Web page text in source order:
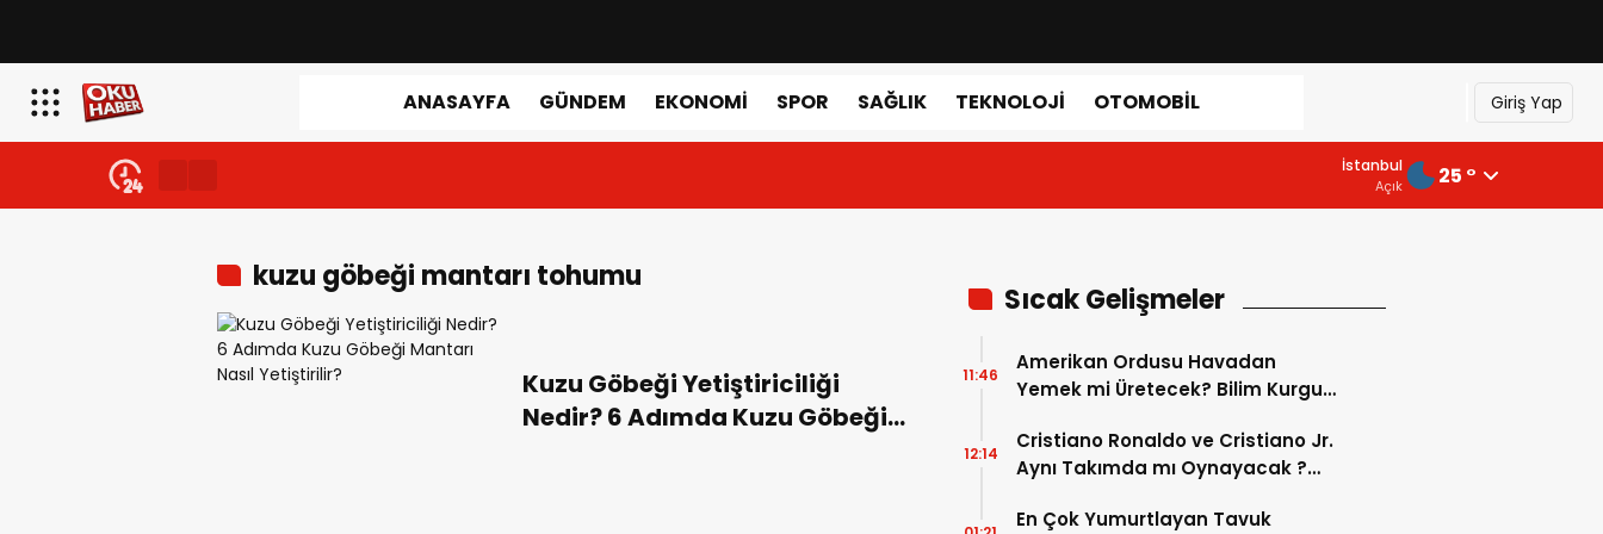
ANASAYFA GÜNDEM EKONOMI SPOR SAĞLIK TEKNOLOJI OTOMOBIL Giriş Yap
İstanbul
Açık 25 °
kuzu göbeği mantarı tohumu
Kuzu Göbeği Yetiştiriciliği
Nedir? 6 Adımda Kuzu Göbeği
Sıcak Gelişmeler
Amerikan Ordusu Havadan
Yemek mi Üretecek? Bilim Kurgu
11:46
Cristiano Ronaldo ve Cristiano Jr.
Aynı Takımda mı Oynayacak ?
Dönemimi Başlıyor ?
12:14
En Çok Yumurtlayan Tavuk